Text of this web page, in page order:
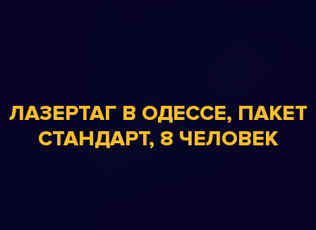
ЛАЗЕРТАГ В ОДЕССЕ, ПАКЕТ
СТАНДАРТ, 8 ЧЕЛОВЕК